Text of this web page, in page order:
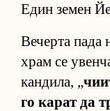
Един земен
Ве­черта пада
храм се
кан­ди­ла, „
го ка­рат да